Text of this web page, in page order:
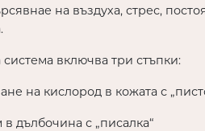
на въздуха, стрес,
включва три стъпки:
на кислород в кожата с
дълбочина с „писалка“